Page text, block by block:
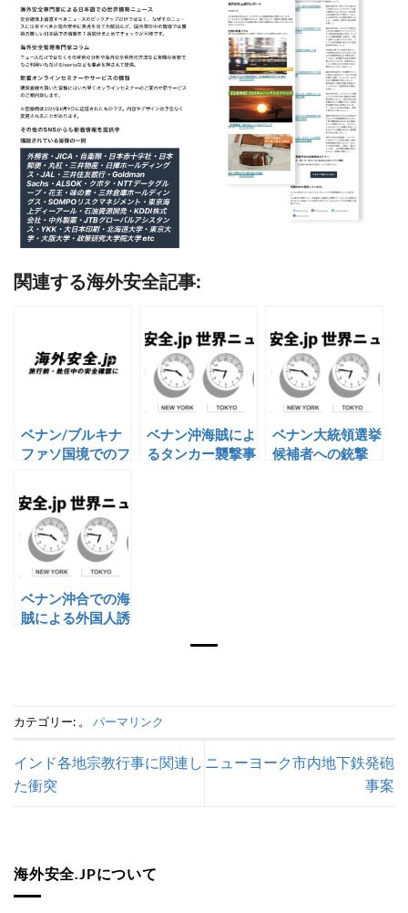
関連する海外安全記事:
ベナン/ブルキナ
ファソ国境でのフ
ベナン沖海賊によ
るタンカー襲撃事
ベナン大統領選挙
候補者への銃撃
ベナン沖合での海
賊による外国人誘
カテゴリー: 。 パーマリンク
インド各地宗教行事に関連し
た衝突
ニューヨーク市内地下鉄発砲
事案
海外安全.JPについて